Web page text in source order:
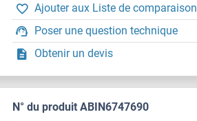
Ajouter aux Liste de comparaison
Poser une question technique
Obtenir un devis
N° du produit ABIN6747690